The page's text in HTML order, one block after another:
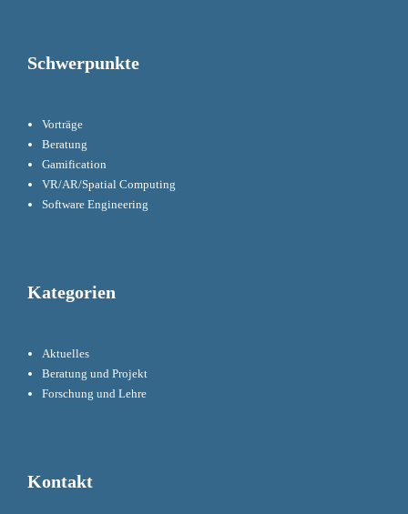
Schwerpunkte
Vorträge
Beratung
Gamification
VR/AR/Spatial Computing
Software Engineering
Kategorien
Aktuelles
Beratung und Projekt
Forschung und Lehre
Kontakt